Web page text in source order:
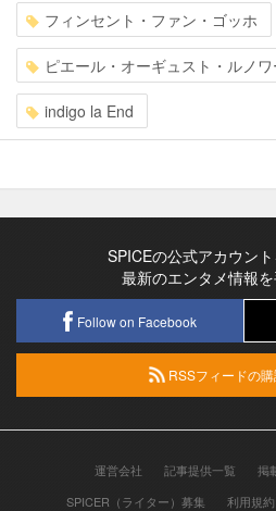
フィンセント・ファン・ゴッホ
ピエール・オーギュスト・ルノ
indigo la End
SPICEの公式アカウン
最新のエンタメ情報
Follow on Facebook
RSSフィードの購
運営会社 記事提供一覧
掲
SPICER（ライター）募集
利用規約